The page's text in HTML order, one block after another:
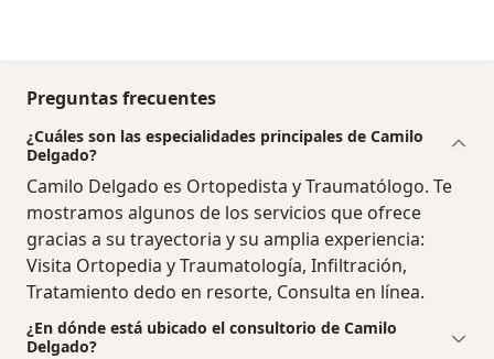
Preguntas frecuentes
¿Cuáles son las especialidades principales de Camilo
Delgado?
Camilo Delgado es Ortopedista y Traumatólogo. Te
mostramos algunos de los servicios que ofrece
gracias a su trayectoria y su amplia experiencia:
Visita Ortopedia y Traumatología, Infiltración,
Tratamiento dedo en resorte, Consulta en línea.
¿En dónde está ubicado el consultorio de Camilo
Delgado?